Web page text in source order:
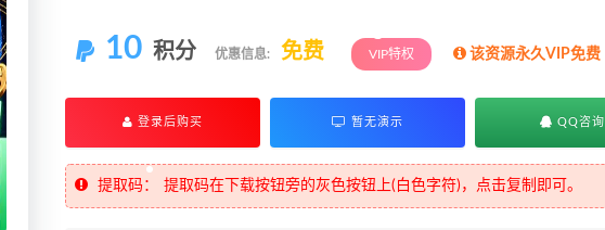
10 积分 优惠信息: 免费 VIP特权 该资源永久VIP免费
登录后购买 暂无演示 QQ咨询
提取码： 提取码在下载按钮旁的灰色按钮上(白色字符)，点击复制即可。